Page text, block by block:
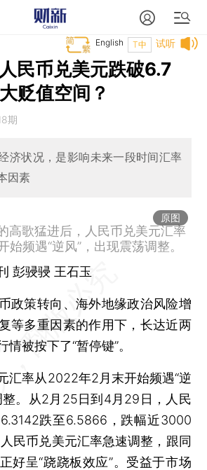
试听
T中
English
民币兑美元跌破6.7
贬值空间？
期
济状况，是影响未来一段时间汇率
因素
原图
高歌猛进后，人民币兑美元汇率
频遇“逆风”，出现震荡调整。
彭骎骎 王石玉
策转向、海外地缘政治风险增
等多重因素的作用下，长达近两
被按下了“暂停键”。
率从2022年2月末开始频遇“逆
整。从2月25日到4月29日，人民
跌至6.5866，跌幅近3000
民币兑美元汇率急速调整，跟同
好呈“跷跷板效应”。受益于市场